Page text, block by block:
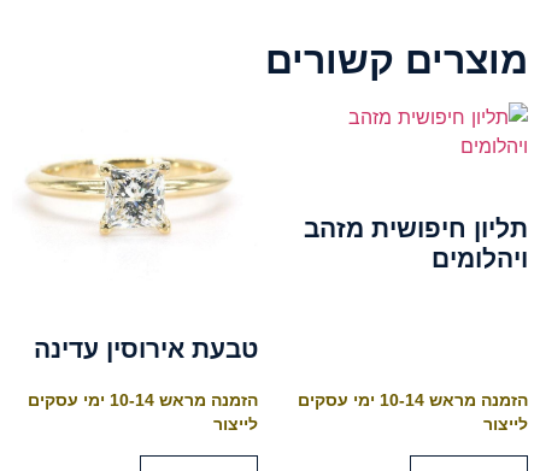
מוצרים קשורים
תליון חיפושית מזהב
ויהלומים
הזמנה מראש 10-14 ימי עסקים
לייצור
טבעת אירוסין עדינה
הזמנה מראש 10-14 ימי עסקים
לייצור